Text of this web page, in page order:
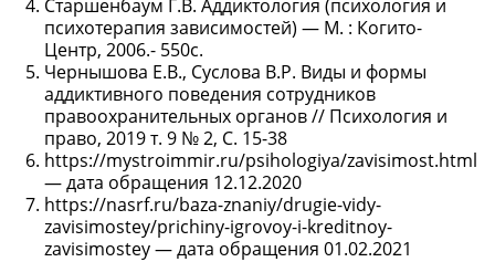
Старшенбаум Г.В. Аддиктология (психология и
психотерапия зависимостей) — М. : Когито-
Центр, 2006.- 550с.
Чернышова Е.В., Суслова В.Р. Виды и формы
аддиктивного поведения сотрудников
правоохранительных органов // Психология и
право, 2019 т. 9 № 2, С. 15-38
https://mystroimmir.ru/psihologiya/zavisimost.html
— дата обращения 12.12.2020
https://nasrf.ru/baza-znaniy/drugie-vidy-
zavisimostey/prichiny-igrovoy-i-kreditnoy-
zavisimostey — дата обращения 01.02.2021